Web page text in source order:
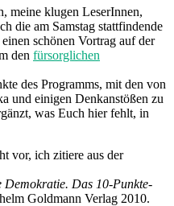
meine klugen LeserInnen,
die am Samstag stattfindende
schönen Vortrag auf der
den fürsorglichen
des Programms, mit den von
und einigen Denkanstößen zu
was Euch hier fehlt, in
vor, ich zitiere aus der
Demokratie. Das 10-Punkte-
Goldmann Verlag 2010.